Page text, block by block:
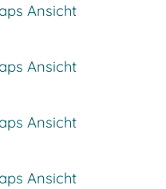
Ansicht
Ansicht
Ansicht
Ansicht